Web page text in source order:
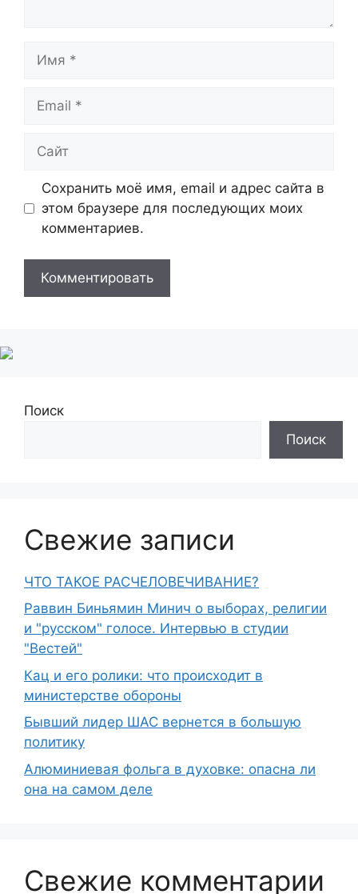
Имя
Email
Сайт
Сохранить моё имя, email и адрес сайта в
этом браузере для последующих моих
комментариев.
Поиск
Поиск
Свежие записи
ЧТО ТАКОЕ РАСЧЕЛОВЕЧИВАНИЕ?
Раввин Биньямин Минич о выборах, религии
и "русском" голосе. Интервью в студии
"Вестей"
Кац и его ролики: что происходит в
министерстве обороны
Бывший лидер ШАС вернется в большую
политику
Алюминиевая фольга в духовке: опасна ли
она на самом деле
Свежие комментарии